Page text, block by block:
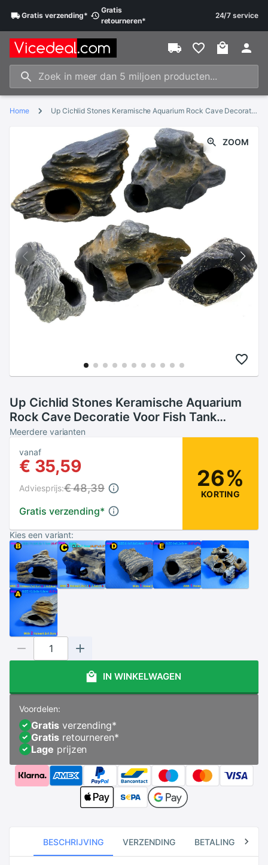
Gratisverzending*
Gratis
retourneren*
24/7 service
Home Up Cichlid Stones Keramische Aquarium Rock Cave Decoratie Voor Fish Tank Ornament Cave Decor 5 Maten
ZOOM
Up Cichlid Stones Keramische Aquarium
Rock Cave Decoratie Voor Fish Tank
Ornament Cave Decor 5 Maten
Meerdere varianten
vanaf
€ 35,59
Gratis verzending*
Adviesprijs:€ 48,39 26%
KORTING
Kies een variant:
IN WINKELWAGEN
Voordelen:
Gratisverzending*
Gratisretourneren*
Lage prijzen
BESCHRIJVING VERZENDING BETALING